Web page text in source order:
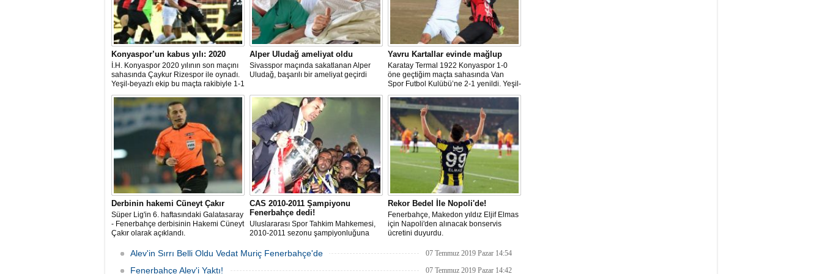
Konyaspor’un kabus yılı: 2020
İ.H. Konyaspor 2020 yılının son maçını
sahasında Çaykur Rizespor ile oynadı.
Yeşil-beyazlı ekip bu maçta rakibiyle 1-1
berabere kaldı. Konyaspor için 2020
sıkıntılarla ve kaosla geçen bir yıl oldu
Alper Uludağ ameliyat oldu
Sivasspor maçında sakatlanan Alper
Uludağ, başarılı bir ameliyat geçirdi
Yavru Kartallar evinde mağlup
Karatay Termal 1922 Konyaspor 1-0
öne geçtiğim maçta sahasında Van
Spor Futbol Kulübü’ne 2-1 yenildi. Yeşil-
beyazlı ekip haftayı 19 puanla 14.
sırada tamamladı
Derbinin hakemi Cüneyt Çakır
Süper Lig'in 6. haftasındaki Galatasaray
- Fenerbahçe derbisinin Hakemi Cüneyt
Çakır olarak açıklandı.
CAS 2010-2011 Şampiyonu
Fenerbahçe dedi!
Uluslararası Spor Tahkim Mahkemesi,
2010-2011 sezonu şampiyonluğuna
reddetti!
Rekor Bedel İle Nopoli'de!
Fenerbahçe, Makedon yıldız Eljif Elmas
için Napoli'den alınacak bonservis
ücretini duyurdu.
Alev'in Sırrı Belli Oldu Vedat Muriç Fenerbahçe'de 07 Temmuz 2019 Pazar 14:54
Fenerbahçe Alev'i Yaktı! 07 Temmuz 2019 Pazar 14:42